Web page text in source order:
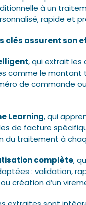
à un
rapide et
clés assurent son
, qui extrait les
comme le montant
de commande
Learning, qui
de facture
du traitement à
complète,
: validation,
création d’un